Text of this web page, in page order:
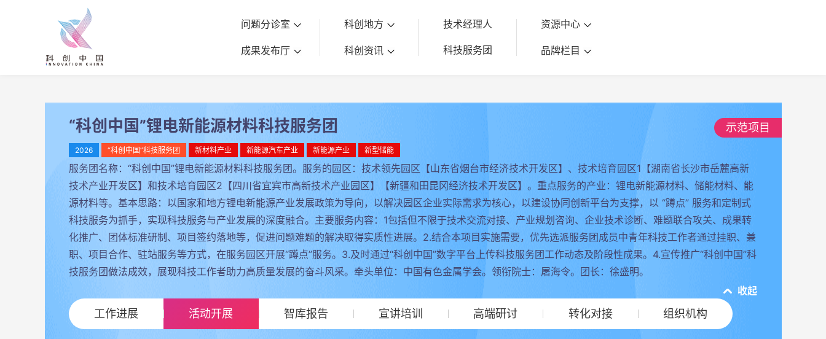
问题分诊室
成果发布厅
科创地方
科创资讯
技术经理人
科技服务团
资源中心
品牌栏目
“科创中国”锂电新能源材料科技服务团 示范项目
2026 “科创中国”科技服务团 新材料产业 新能源汽车产业 新能源产业 新型储能
服务团名称：“科创中国”锂电新能源材料科技服务团。服务的园区：技术领先园区【山东省烟台市经济技术开发区】、技术培育园区1【湖南省长沙市岳麓高新
技术产业开发区】和技术培育园区2【四川省宜宾市高新技术产业园区】【新疆和田昆冈经济技术开发区】。重点服务的产业：锂电新能源材料、储能材料、能
源材料等。基本思路：以国家和地方锂电新能源产业发展政策为导向，以解决园区企业实际需求为核心，以建设协同创新平台为支撑，以 “蹲点” 服务和定制式
科技服务为抓手，实现科技服务与产业发展的深度融合。主要服务内容：1包括但不限于技术交流对接、产业规划咨询、企业技术诊断、难题联合攻关、成果转
化推广、团体标准研制、项目签约落地等，促进问题难题的解决取得实质性进展。2.结合本项目实施需要，优先选派服务团成员中青年科技工作者通过挂职、兼
职、项目合作、驻站服务等方式，在服务园区开展“蹲点”服务。3.及时通过“科创中国”数字平台上传科技服务团工作动态及阶段性成果。4.宣传推广“科创中国”科
技服务团做法成效，展现科技工作者助力高质量发展的奋斗风采。牵头单位：中国有色金属学会。领衔院士：屠海令。团长：徐盛明。
收起
工作进展 活动开展 智库报告 宣讲培训 高端研讨 转化对接 组织机构